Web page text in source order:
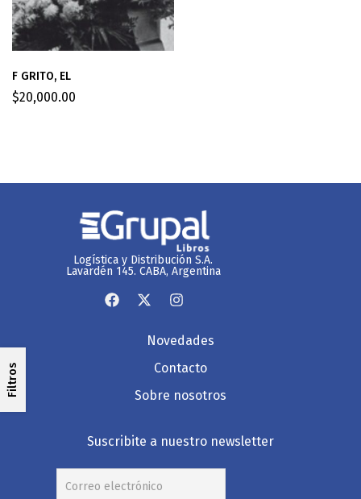
Filtros
F GRITO, EL
$20,000.00
Logística y Distribución S.A.
Lavardén 145. CABA, Argentina
Novedades
Contacto
Sobre nosotros
Suscribite a nuestro newsletter